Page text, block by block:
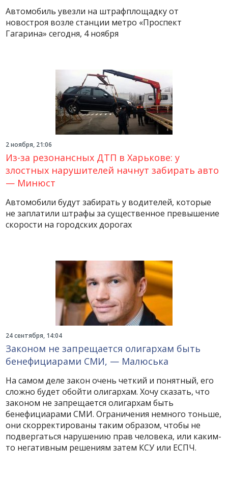
Автомобиль увезли на штрафплощадку от
новостроя возле станции метро «Проспект
Гагарина» сегодня, 4 ноября
2 ноября, 21:06
Из-за резонансных ДТП в Харькове: у
злостных нарушителей начнут забирать авто
— Минюст
Автомобили будут забирать у водителей, которые
не заплатили штрафы за существенное превышение
скорости на городских дорогах
24 сентября, 14:04
Законом не запрещается олигархам быть
бенефициарами СМИ, — Малюська
На самом деле закон очень четкий и понятный, его
сложно будет обойти олигархам. Хочу сказать, что
законом не запрещается олигархам быть
бенефициарами СМИ. Ограничения немного тоньше,
они скорректированы таким образом, чтобы не
подвергаться нарушению прав человека, или каким-
то негативным решениям затем КСУ или ЕСПЧ.